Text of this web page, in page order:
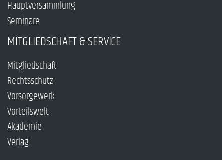
Hauptversammlung
Seminare
MITGLIEDSCHAFT & SERVICE
Mitgliedschaft
Rechtsschutz
Vorsorgewerk
Vorteilswelt
Akademie
Verlag